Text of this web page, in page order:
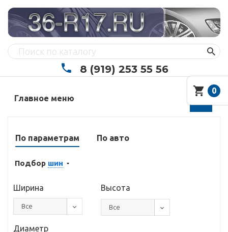
8 (919) 253 55 56
Главное меню
По параметрам По авто
Подбор шин
Ширина
Все
Высота
Все
Диаметр
0